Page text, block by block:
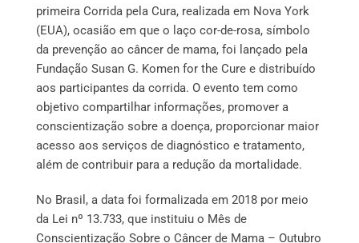
primeira Corrida pela Cura, realizada em Nova York
(EUA), ocasião em que o laço cor-de-rosa, símbolo
da prevenção ao câncer de mama, foi lançado pela
Fundação Susan G. Komen for the Cure e distribuído
aos participantes da corrida. O evento tem como
objetivo compartilhar informações, promover a
conscientização sobre a doença, proporcionar maior
acesso aos serviços de diagnóstico e tratamento,
além de contribuir para a redução da mortalidade.
No Brasil, a data foi formalizada em 2018 por meio
da Lei nº 13.733, que instituiu o Mês de
Conscientização Sobre o Câncer de Mama – Outubro